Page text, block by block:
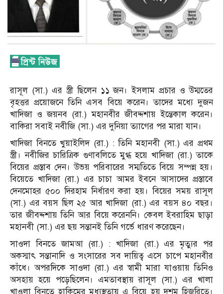
রাসূল (সা.) এর স্ত্রী ছিলেন ১১ জন। ইসলাম প্রচার ও উম্মতের
বৃহত্তর প্রয়োজনে তিনি এসব বিয়ে করেন। তাদের মধ্যে দুজন
খাদিজা ও জয়নব (রা.) মহানবীর জীবদ্দশায় ইন্তেকাল করেন।
বাকিরা সবাই নবীজি (সা.) এর দুনিয়া ত্যাগের পর মারা যান।
খাদিজা বিনতে খুয়াইলিদ (রা.) : তিনি মহানবী (সা.) এর প্রথম
স্ত্রী। নবীজির চারিত্রিক গুণাবলিতে মুগ্ধ হয়ে খাদিজা (রা.) তাকে
বিয়ের প্রস্তাব দেন। উভয় পরিবারের সম্মতিতে বিয়ে সম্পন্ন হয়।
বিয়েতে খাদিজা (রা.) এর চাচা আমর ইবনে আসাদের প্রস্তাবে
দেনমোহর ৫০০ দিরহাম নির্ধারণ করা হয়। বিয়ের সময় রাসূল
(সা.) এর বয়স ছিল ২৫ আর খাদিজা (রা.) এর বয়স ৪০ বছর।
তার জীবদ্দশায় তিনি আর বিয়ে করেননি। কেবল ইবরাহিম ছাড়া
মহানবী (সা.) এর ছয় সন্তানই তিনি গর্ভে ধারণ করেছেন।
সাওদা বিনতে জামআ (রা.) : খাদিজা (রা.) এর মৃত্যুর পর
অকস্মাৎ সন্তানাদি ও সংসারের সব দায়িত্ব এসে চাপে মহানবীর
কাঁধে। অপরদিকে সাওদা (রা.) এর স্বামী মারা যাওয়ায় তিনিও
অসহায় হয়ে পড়েছিলেন। এমতাবস্থায় রাসূল (সা.) এর খালা
খাওলা বিনতে হাকিমের মধ্যস্থতায় এ বিয়ে হয় দশম হিজরিতে।